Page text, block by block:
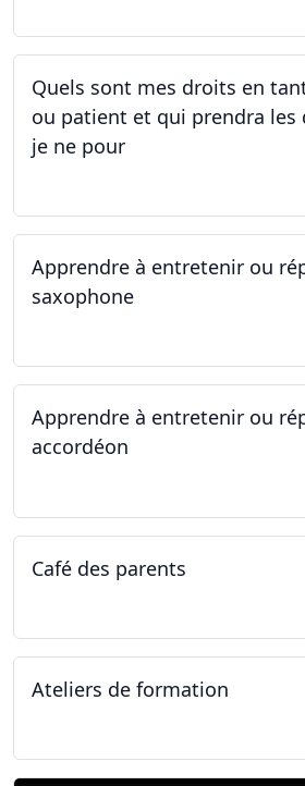
Quels sont mes droits en
ou patient et qui prendra les
je ne pour
Apprendre à entretenir ou
saxophone
Apprendre à entretenir ou
accordéon
Café des parents
Ateliers de formation